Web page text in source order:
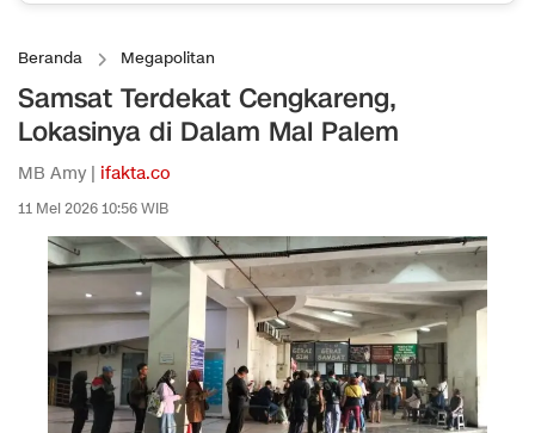
Beranda Megapolitan
Samsat Terdekat Cengkareng,
Lokasinya di Dalam Mal Palem
MB Amy | ifakta.co
11 Mei 2026 10:56 WIB